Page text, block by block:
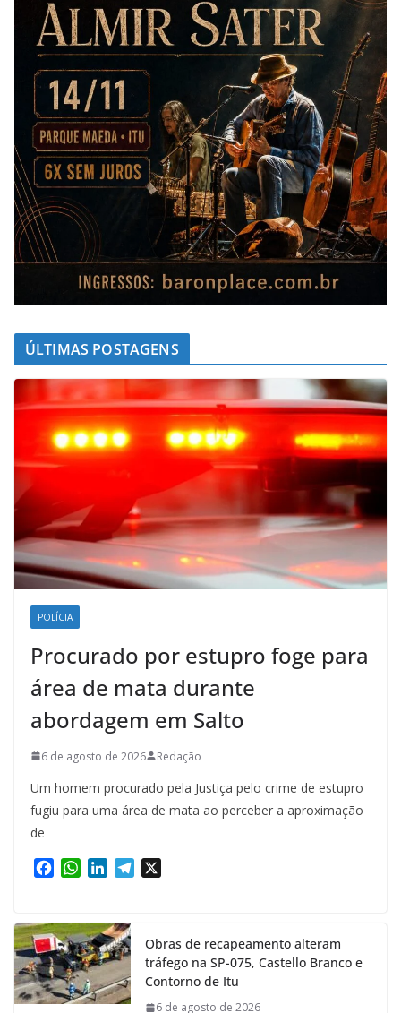
ÚLTIMAS POSTAGENS
POLÍCIA
Procurado por estupro foge para
área de mata durante
abordagem em Salto
6 de agosto de 2026 Redação
Um homem procurado pela Justiça pelo crime de estupro
fugiu para uma área de mata ao perceber a aproximação
de
e
b
o
o
k
W
t
s
A
p
p
k
e
d
I
n
m
Obras de recapeamento alteram
tráfego na SP-075, Castello Branco e
Contorno de Itu
6 de agosto de 2026